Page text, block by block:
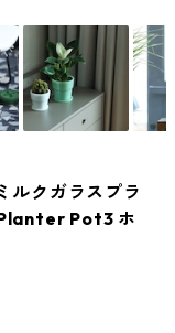
ルクガラスプラ
Pot3 ホ